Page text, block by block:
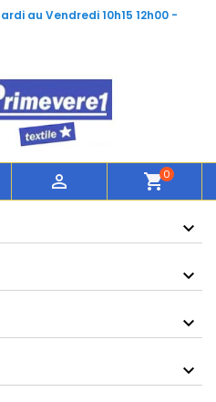
au Vendredi 10h15 12h00 -
 shopping_cart0